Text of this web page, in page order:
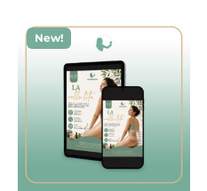
New!